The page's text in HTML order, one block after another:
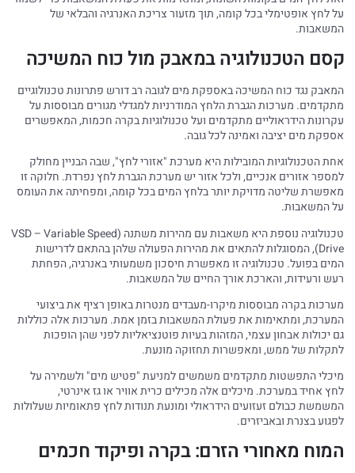
על לחץ אופטימלי בכל קומה, תוך מזעור צריכת האנרגיה והבלאי של
המשאבות.
קסם הטכנולוגיה במאבק מול כוח המשיכה
המאבק נגד כוח המשיכה באספקת מים לגובה רב דורש פתרונות טכנולוגיים
מתקדמים. מערכות הגברת הלחץ המודרניות למגדלי מגורים מבוססות על
עקרונות הידראוליים מתקדמים ועל טכנולוגיות בקרה חכמות, המאפשרים
אספקת מים יציבה ואמינה לכל גובה.
אחת הטכנולוגיות המובילות היא מערכת "אזורי לחץ", שבה הבניין מחולק
למספר אזורים אנכיים, ולכל אזור יש מערכת הגברת לחץ נפרדת. חלוקה זו
מאפשרת שליטה מדויקת יותר בלחץ המים בכל קומה, ומפחיתה את העומס
על המשאבות.
טכנולוגיה נוספת היא משאבות עם מהירות משתנה (VSD – Variable Speed
Drive), המסוגלות להתאים את מהירות הפעולה שלהן בהתאם לדרישות
המים בפועל. טכנולוגיה זו מאפשרת חיסכון משמעותי באנרגיה, הפחתת
רעש ורעידות, והארכת אורך החיים של המשאבות.
מערכות בקרה מבוססות מיקרו-מעבדים מנטרות באופן רציף את ביצועי
המערכת, ומתאימות את פעולת המשאבות בזמן אמת. מערכות אלה כוללות
גם יכולות אבחון עצמי, המזהות בעיות פוטנציאליות לפני שהן הופכות
לתקלות של ממש, ומאפשרות תחזוקה מונעת.
מיכלי התפשטות מתקדמים משמשים למניעת "פטיש מים" ולשמירה על
לחץ אחיד במערכת. מיכלים אלה מכילים כרית אוויר או גז אינרטי,
המשמשת כבולם זעזועים הידראולי ומונעת תנודות לחץ פתאומיות שעלולות
לפגוע בצנרת ובאביזרים.
המוח מאחורי הזרם: בקרה ופיקוד חכמים